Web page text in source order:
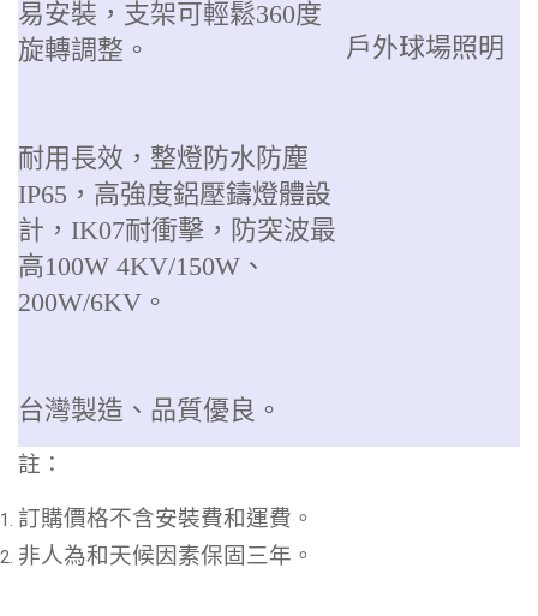
易安裝，支架可輕鬆360度
旋轉調整。
耐用長效，整燈防水防塵
IP65，高強度鋁壓鑄燈體設
計，IK07耐衝擊，防突波最
高100W 4KV/150W、
200W/6KV。
台灣製造、品質優良。
戶外球場照明
註：
訂購價格不含安裝費和運費。
非人為和天候因素保固三年。